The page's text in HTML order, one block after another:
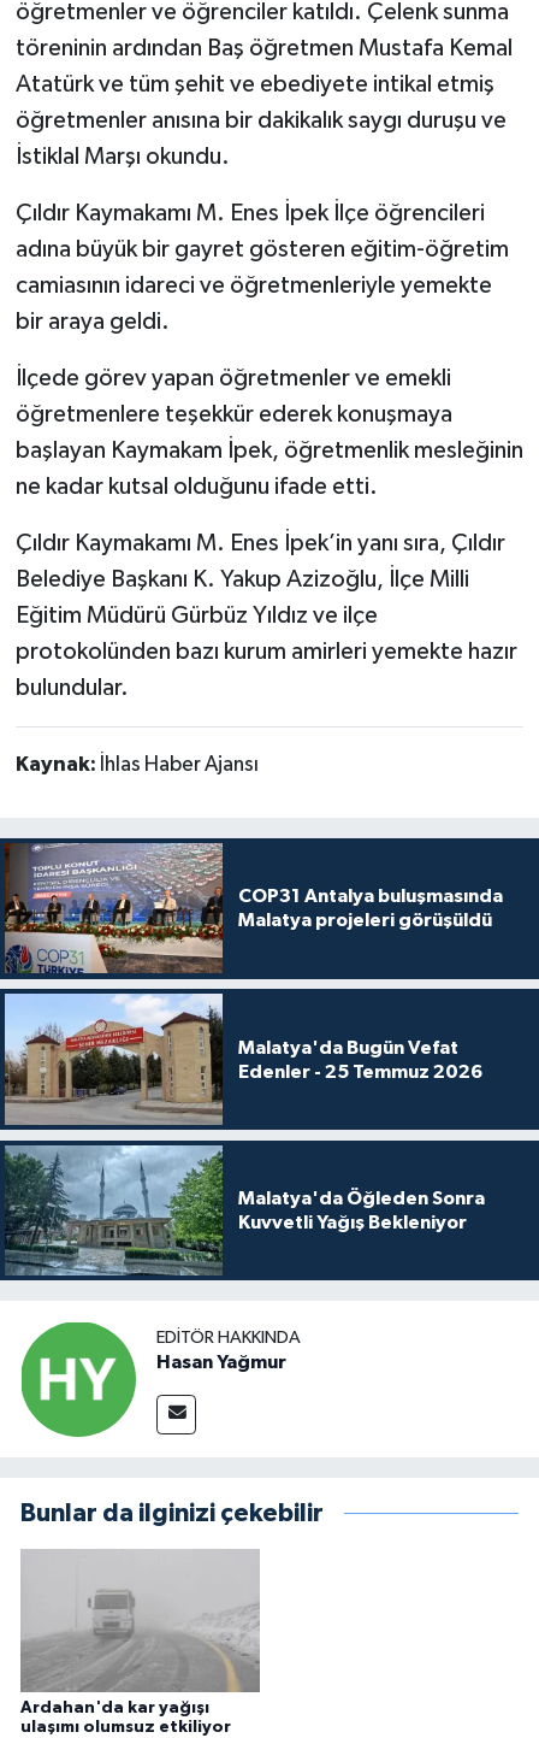
öğretmenler ve öğrenciler katıldı. Çelenk sunma
töreninin ardından Baş öğretmen Mustafa Kemal
Atatürk ve tüm şehit ve ebediyete intikal etmiş
öğretmenler anısına bir dakikalık saygı duruşu ve
İstiklal Marşı okundu.
Çıldır Kaymakamı M. Enes İpek İlçe öğrencileri
adına büyük bir gayret gösteren eğitim-öğretim
camiasının idareci ve öğretmenleriyle yemekte
bir araya geldi.
İlçede görev yapan öğretmenler ve emekli
öğretmenlere teşekkür ederek konuşmaya
başlayan Kaymakam İpek, öğretmenlik mesleğinin
ne kadar kutsal olduğunu ifade etti.
Çıldır Kaymakamı M. Enes İpek’in yanı sıra, Çıldır
Belediye Başkanı K. Yakup Azizoğlu, İlçe Milli
Eğitim Müdürü Gürbüz Yıldız ve ilçe
protokolünden bazı kurum amirleri yemekte hazır
bulundular.
Kaynak: İhlas Haber Ajansı
COP31 Antalya buluşmasında
Malatya projeleri görüşüldü
Malatya'da Bugün Vefat
Edenler - 25 Temmuz 2026
Malatya'da Öğleden Sonra
Kuvvetli Yağış Bekleniyor
EDITÖR HAKKINDA
Hasan Yağmur
Bunlar da ilginizi çekebilir
Ardahan'da kar yağışı
ulaşımı olumsuz etkiliyor